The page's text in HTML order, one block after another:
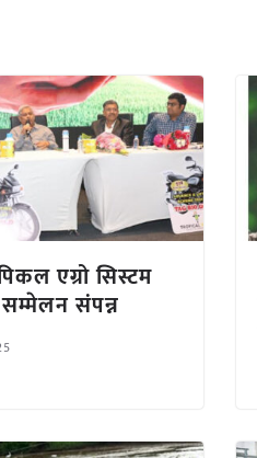
एग्रो सिस्टम
सम्मेलन संपन्न